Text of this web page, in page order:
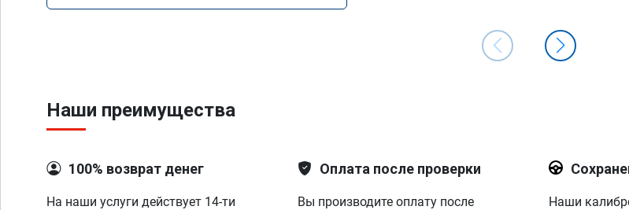
Наши преимущества
100% возврат денег
На наши услуги действует 14-ти
Оплата после проверки
Вы производите оплату после
Наши